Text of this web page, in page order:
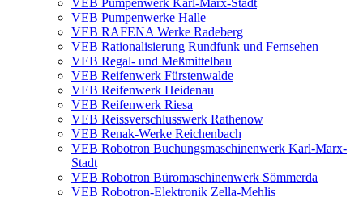
VEB Pumpenwerk Karl-Marx-Stadt
VEB Pumpenwerke Halle
VEB RAFENA Werke Radeberg
VEB Rationalisierung Rundfunk und Fernsehen
VEB Regal- und Meßmittelbau
VEB Reifenwerk Fürstenwalde
VEB Reifenwerk Heidenau
VEB Reifenwerk Riesa
VEB Reissverschlusswerk Rathenow
VEB Renak-Werke Reichenbach
VEB Robotron Buchungsmaschinenwerk Karl-Marx-
Stadt
VEB Robotron Büromaschinenwerk Sömmerda
VEB Robotron-Elektronik Zella-Mehlis